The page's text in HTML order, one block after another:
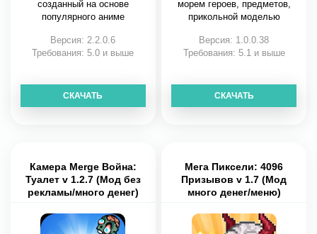
созданный на основе
популярного аниме
Версия: 2.2.0.6
Требования: 5.0 и выше
СКАЧАТЬ
морем героев, предметов,
прикольной моделью
Версия: 1.0.0.38
Требования: 5.1 и выше
СКАЧАТЬ
Камера Merge Война:
Туалет v 1.2.7 (Мод без
рекламы/много денег)
Мега Пиксели: 4096
Призывов v 1.7 (Мод
много денег/меню)